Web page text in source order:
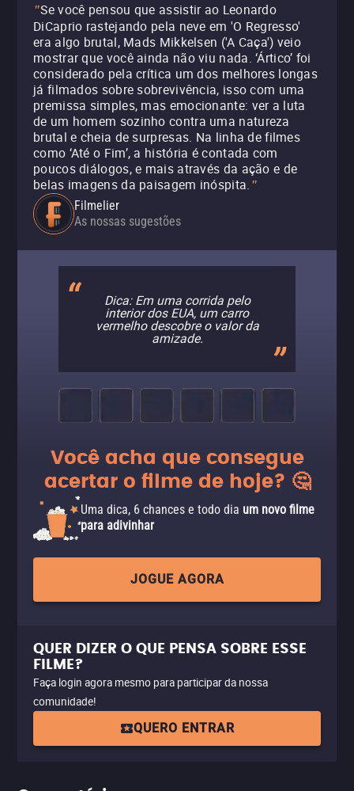
"Se você pensou que assistir ao Leonardo
DiCaprio rastejando pela neve em 'O Regresso'
era algo brutal, Mads Mikkelsen ('A Caça') veio
mostrar que você ainda não viu nada. ‘Ártico’ foi
considerado pela crítica um dos melhores longas
já filmados sobre sobrevivência, isso com uma
premissa simples, mas emocionante: ver a luta
de um homem sozinho contra uma natureza
brutal e cheia de surpresas. Na linha de filmes
como ‘Até o Fim’, a história é contada com
poucos diálogos, e mais através da ação e de
belas imagens da paisagem inóspita. "
Filmelier
As nossas sugestões
Dica: Em uma corrida pelo
interior dos EUA, um carro
vermelho descobre o valor da
amizade.
Você acha que consegue
acertar o filme de hoje? 🤔
Uma dica, 6 chances e todo dia um novo filme
para adivinhar
JOGUE AGORA
QUER DIZER O QUE PENSA SOBRE ESSE
FILME?
Faça login agora mesmo para participar da nossa
comunidade!
QUERO ENTRAR